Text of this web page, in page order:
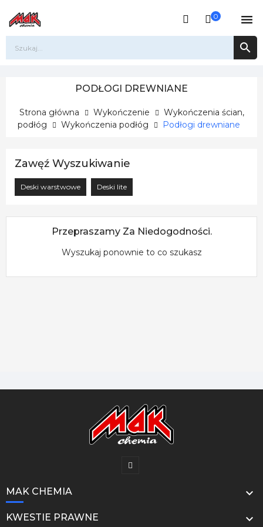
0 

PODŁOGI DREWNIANE
Strona główna Wykończenie
Wykończenia ścian,
podłóg
Wykończenia podłóg Podłogi drewniane
Zawęź Wyszukiwanie
Deski warstwowe Deski lite
Przepraszamy Za Niedogodności.
Wyszukaj ponownie to co szukasz
MAK CHEMIA 
KWESTIE PRAWNE 